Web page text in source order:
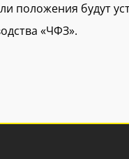
положения будут
«ЧФЗ».